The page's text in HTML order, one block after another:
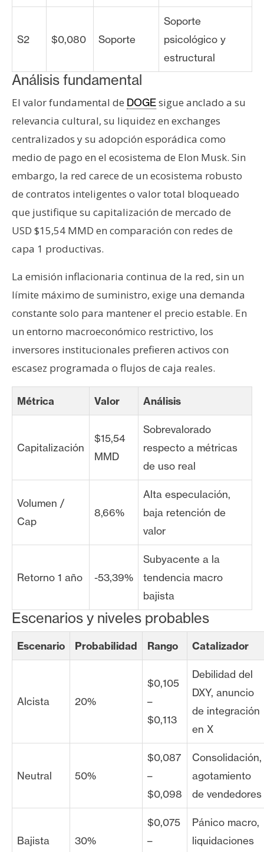
S2 $0,080 Soporte
Soporte
psicológico y
estructural
Análisis fundamental
El valor fundamental de DOGEsigue anclado a su
relevancia cultural, su liquidez en exchanges
centralizados y su adopción esporádica como
medio de pago en el ecosistema de Elon Musk. Sin
embargo, la red carece de un ecosistema robusto
de contratos inteligentes o valor total bloqueado
que justifique su capitalización de mercado de
USD $15,54 MMD en comparación con redes de
capa 1 productivas.
La emisión inflacionaria continua de la red, sin un
límite máximo de suministro, exige una demanda
constante solo para mantener el precio estable. En
un entorno macroeconómico restrictivo, los
inversores institucionales prefieren activos con
escasez programada o flujos de caja reales.
Métrica Valor Análisis
Capitalización
$15,54
MMD
Sobrevalorado
respecto a métricas
de uso real
Volumen /
Cap
8,66%
Alta especulación,
baja retención de
valor
Retorno 1 año -53,39%
Subyacente a la
tendencia macro
bajista
Escenarios y niveles probables
Escenario Probabilidad Rango Catalizador
Alcista 20%
$0,105
–
$0,113
Debilidad del
DXY, anuncio
de integración
en X
Neutral 50%
$0,087
–
$0,098
Consolidación,
agotamiento
de vendedores
Bajista 30%
$0,075
–
Pánico macro,
liquidaciones